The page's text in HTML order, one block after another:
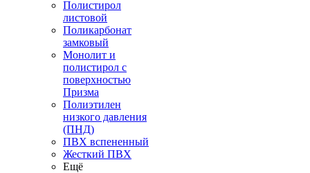
Полистирол
листовой
Поликарбонат
замковый
Монолит и
полистирол с
поверхностью
Призма
Полиэтилен
низкого давления
(ПНД)
ПВХ вспененный
Жесткий ПВХ
Ещё